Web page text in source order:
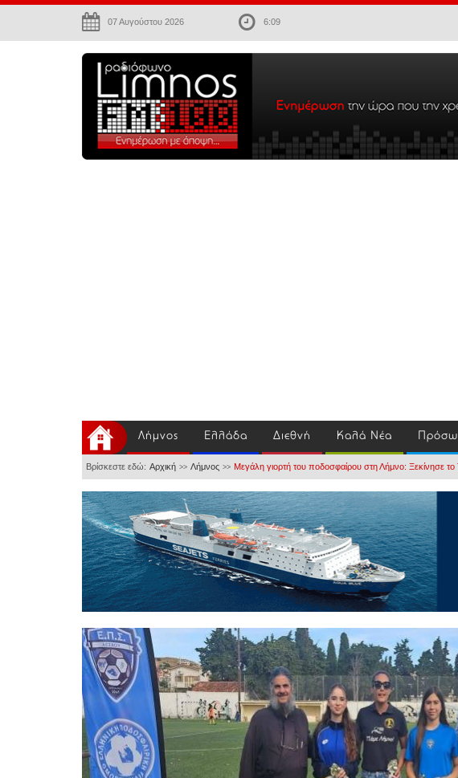
07 Αυγούστου 2026 6:09
Λήμνος Ελλάδα Διεθνή Καλά Νέα
Βρίσκεστε εδώ: Αρχική >> Λήμνος >> Μεγάλη γιορτή του ποδοσφαίρου στη Λήμνο: Ξεκίνησε το